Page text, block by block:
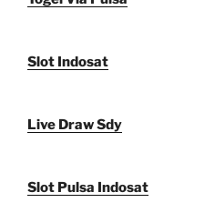
Slot Indosat
Live Draw Sdy
Slot Pulsa Indosat